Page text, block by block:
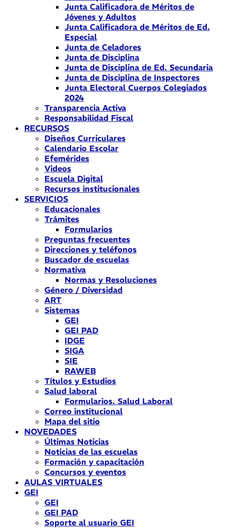
Junta Calificadora de Méritos de
Jóvenes y Adultos
Junta Calificadora de Méritos de Ed.
Especial
Junta de Celadores
Junta de Disciplina
Junta de Disciplina de Ed. Secundaria
Junta de Disciplina de Inspectores
Junta Electoral Cuerpos Colegiados
2024
Transparencia Activa
Responsabilidad Fiscal
RECURSOS
Diseños Curriculares
Calendario Escolar
Efemérides
Videos
Escuela Digital
Recursos institucionales
SERVICIOS
Educacionales
Trámites
Formularios
Preguntas frecuentes
Direcciones y teléfonos
Buscador de escuelas
Normativa
Normas y Resoluciones
Género / Diversidad
ART
Sistemas
GEI
GEI PAD
IDGE
SIGA
SIE
RAWEB
Títulos y Estudios
Salud laboral
Formularios. Salud Laboral
Correo institucional
Mapa del sitio
NOVEDADES
Últimas Noticias
Noticias de las escuelas
Formación y capacitación
Concursos y eventos
AULAS VIRTUALES
GEI
GEI
GEI PAD
Soporte al usuario GEI